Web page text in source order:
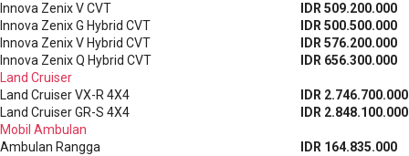
Innova Zenix V CVT
IDR 509.200.000
Innova Zenix G Hybrid CVT
IDR 500.500.000
Innova Zenix V Hybrid CVT
IDR 576.200.000
Innova Zenix Q Hybrid CVT
IDR 656.300.000
Land Cruiser
Land Cruiser VX-R 4X4
IDR 2.746.700.000
Land Cruiser GR-S 4X4
IDR 2.848.100.000
Mobil Ambulan
Ambulan Rangga
IDR 164.835.000